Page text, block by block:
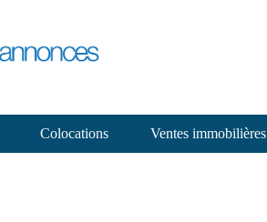
Colocations Ventes immobilières